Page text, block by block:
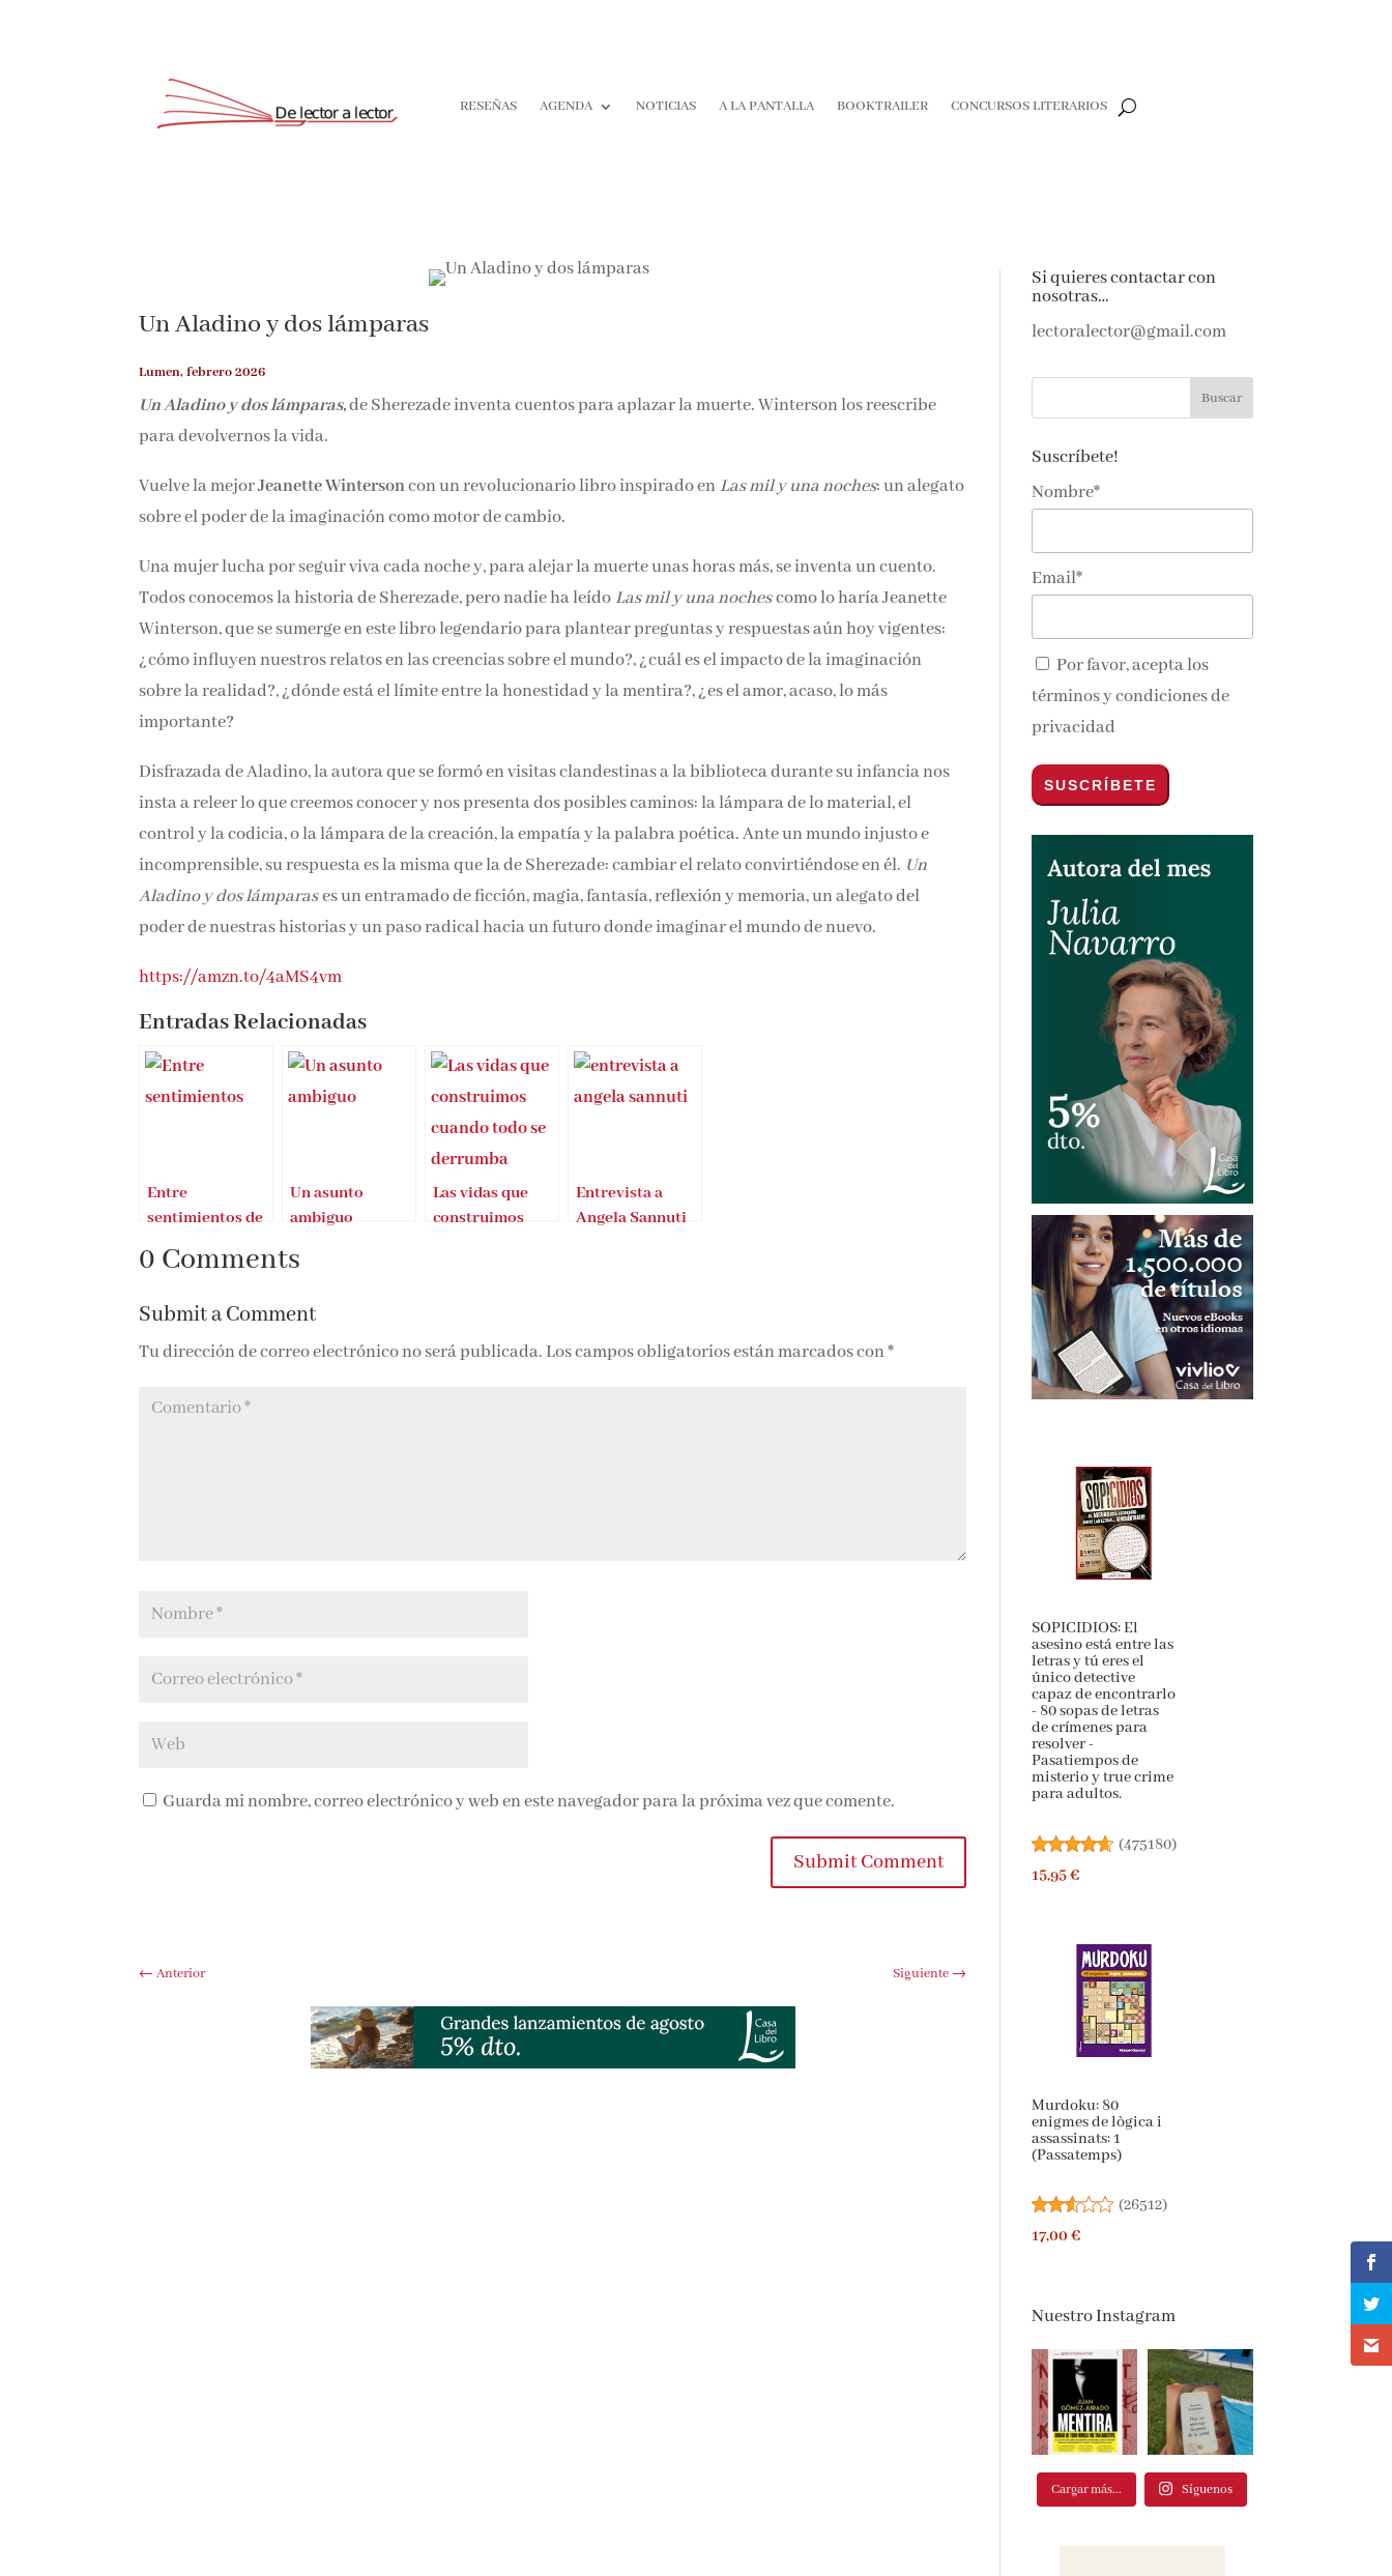
RESEÑAS AGENDA NOTICIAS A LA PANTALLA BOOKTRAILER CONCURSOS LITERARIOS
Un Aladino y dos lámparas
Lumen, febrero 2026
Un Aladino y dos lámparas,de Sherezade inventa cuentos para aplazar la muerte. Winterson los reescribe
para devolvernos la vida.
Vuelve la mejorJeanette Wintersoncon un revolucionario libro inspirado en Las mil y una noches: un alegato
sobre el poder de la imaginación como motor de cambio.
Una mujer lucha por seguir viva cada noche y, para alejar la muerte unas horas más, se inventa un cuento.
Todos conocemos la historia de Sherezade, pero nadie ha leído Las mil y una nochescomo lo haría Jeanette
Winterson, que se sumerge en este libro legendario para plantear preguntas y respuestas aún hoy vigentes:
¿cómo influyen nuestros relatos en las creencias sobre el mundo?, ¿cuál es el impacto de la imaginación
sobre la realidad?, ¿dónde está el límite entre la honestidad y la mentira?, ¿es el amor, acaso, lo más
importante?
Disfrazada de Aladino, la autora que se formó en visitas clandestinas a la biblioteca durante su infancia nos
insta a releer lo que creemos conocer y nos presenta dos posibles caminos: la lámpara de lo material, el
control y la codicia, o la lámpara de la creación, la empatía y la palabra poética. Ante un mundo injusto e
incomprensible, su respuesta es la misma que la de Sherezade: cambiar el relato convirtiéndose en él. Un
Aladino y dos lámparases un entramado de ficción, magia, fantasía, reflexión y memoria, un alegato del
poder de nuestras historias y un paso radical hacia un futuro donde imaginar el mundo de nuevo.
https://amzn.to/4aMS4vm
Entradas Relacionadas
Entre
sentimientos de
Un asunto
ambiguo
Las vidas que
construimos
Entrevista a
Angela Sannuti
0 Comments
Submit a Comment
Tu dirección de correo electrónico no será publicada. Los campos obligatorios están marcados con*
Guarda mi nombre, correo electrónico y web en este navegador para la próxima vez que comente.
Submit Comment
←Anterior Siguiente→
Si quieres contactar con
nosotras…
lectoralector@gmail.com
Suscríbete!
Nombre*
Email*
Por favor, acepta los
términos y condiciones de
privacidad
SOPICIDIOS: El
asesino está entre las
letras y tú eres el
único detective
capaz de encontrarlo
- 80 sopas de letras
de crímenes para
resolver -
Pasatiempos de
misterio y true crime
para adultos.
(475180)
15,95 €
Murdoku: 80
enigmes de lògica i
assassinats: 1
(Passatemps)
(26512)
17,00 €
Nuestro Instagram
Cargar más... Síguenos